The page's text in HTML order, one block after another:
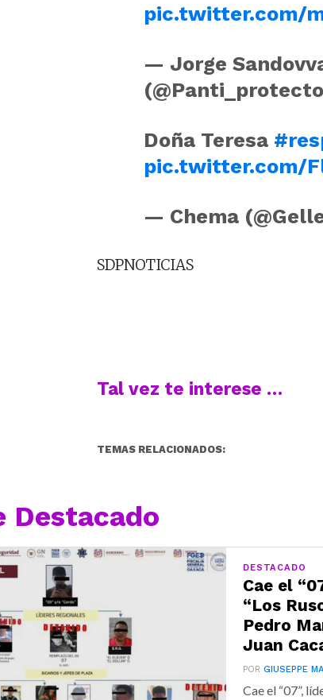
pic.twitter.com/
— Jorge
Doña Teresa
pic.twitter.com/
— Chema
SDPNOTICIAS
Tal vez te interese …
TEMAS RELACIONADOS:
Destacado
DESTACADO
Cae el
“Los
Pedro
Juan
PORGIUSEPPE
Cae el “07”,